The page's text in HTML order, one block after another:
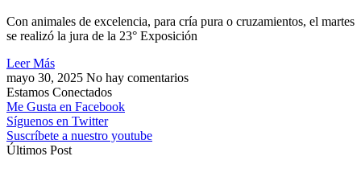
Con animales de excelencia, para cría pura o cruzamientos, el martes
se realizó la jura de la 23° Exposición
Leer Más
mayo 30, 2025 No hay comentarios
Estamos Conectados
Me Gusta en Facebook
Síguenos en Twitter
Suscríbete a nuestro youtube
Últimos Post